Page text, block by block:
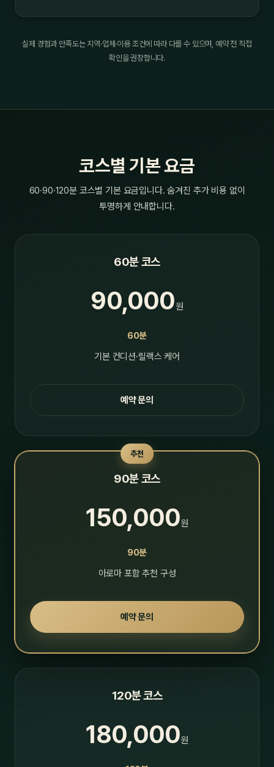
실제 경험과 만족도는 지역·업체·이용 조건에 따라 다를 수 있으며, 예약 전 직접
확인을 권장합니다.
코스별 기본 요금
60·90·120분 코스별 기본 요금입니다. 숨겨진 추가 비용 없이
투명하게 안내합니다.
60분 코스
90,000원
60분
기본 컨디션·릴랙스 케어
예약 문의
추천
90분 코스
150,000원
90분
아로마 포함 추천 구성
예약 문의
120분 코스
180,000원